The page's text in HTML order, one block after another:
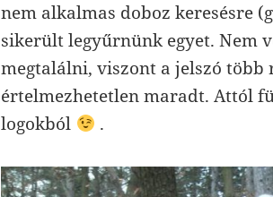
nem alkalmas doboz keresésre
sikerült legyűrnünk egyet. Nem
megtalálni, viszont a jelszó
értelmezhetetlen maradt. Attól
logokból
.